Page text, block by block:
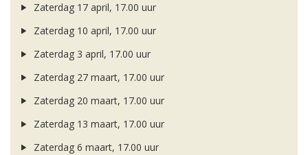
Zaterdag 17 april, 17.00 uur
Zaterdag 10 april, 17.00 uur
Zaterdag 3 april, 17.00 uur
Zaterdag 27 maart, 17.00 uur
Zaterdag 20 maart, 17.00 uur
Zaterdag 13 maart, 17.00 uur
Zaterdag 6 maart, 17.00 uur